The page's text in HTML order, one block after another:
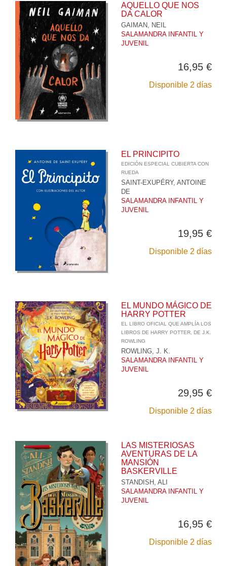
AQUELLO QUE NOS
DA CALOR
GAIMAN, NEIL
SALAMANDRA INFANTIL Y
JUVENIL
16,95 €
Disponible 2 días
EL PRINCIPITO
EDICIÓN ESPECIAL CUBIERTA CON
RUEDA
SAINT-EXUPÉRY, ANTOINE
DE
SALAMANDRA INFANTIL Y
JUVENIL
19,95 €
Disponible 2 días
EL MUNDO MÁGICO DE
HARRY POTTER
EL LIBRO OFICIAL QUE AMPLÍA LOS
LIBROS DE HARRY POTTER, DE J.K.
ROWLING
ROWLING, J. K.
SALAMANDRA INFANTIL Y
JUVENIL
29,95 €
Disponible 2 días
LAS MISTERIOSAS
AVENTURAS DE LA
MANSIÓN
BASKERVILLE
STANDISH, ALI
SALAMANDRA INFANTIL Y
JUVENIL
16,95 €
Disponible 2 días